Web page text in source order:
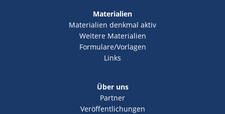
Materialien
Materialien denkmal aktiv
Weitere Materialien
Formulare/Vorlagen
Links
Über uns
Partner
Veröffentlichungen